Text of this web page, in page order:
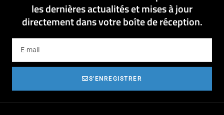
les dernières actualités et mises à jour
directement dans votre boîte de réception.
S'ENREGISTRER